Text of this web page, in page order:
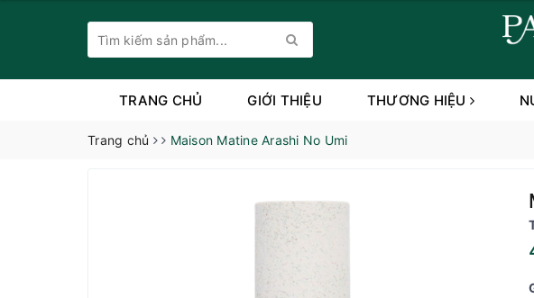
TRANG CHỦ GIỚI THIỆU THƯƠNG HIỆU
Trang chủ Maison Matine Arashi No Umi